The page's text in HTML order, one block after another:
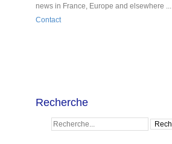
news in France, Europe and elsewhere ...
Contact
Recherche